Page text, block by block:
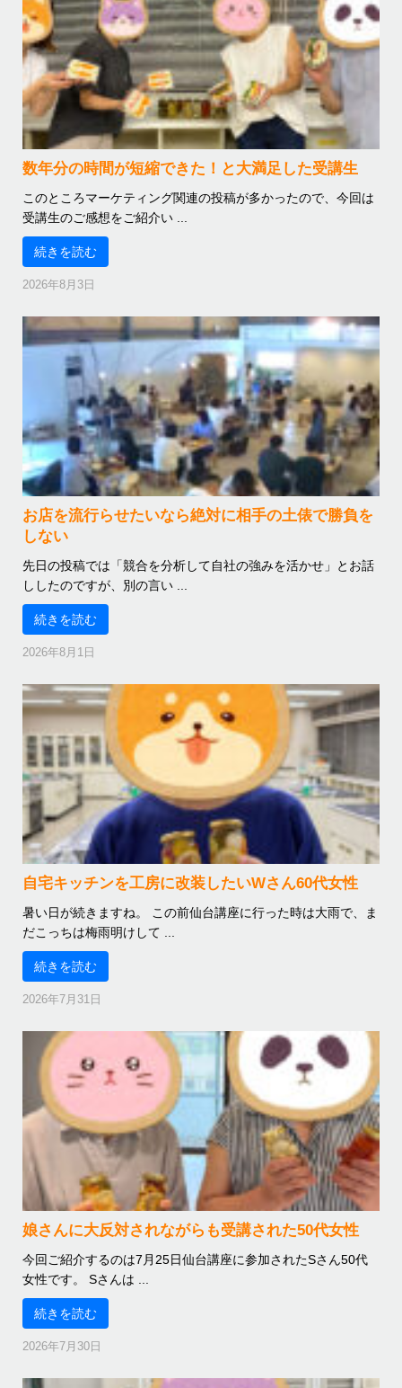
数年分の時間が短縮できた！と大満足した受講生
このところマーケティング関連の投稿が多かったので、今回は
受講生のご感想をご紹介い ...
続きを読む
2026年8月3日
お店を流行らせたいなら絶対に相手の土俵で勝負を
しない
先日の投稿では「競合を分析して自社の強みを活かせ」とお話
ししたのですが、別の言い ...
続きを読む
2026年8月1日
自宅キッチンを工房に改装したいWさん60代女性
暑い日が続きますね。 この前仙台講座に行った時は大雨で、ま
だこっちは梅雨明けして ...
続きを読む
2026年7月31日
娘さんに大反対されながらも受講された50代女性
今回ご紹介するのは7月25日仙台講座に参加されたSさん50代
女性です。 Sさんは ...
続きを読む
2026年7月30日